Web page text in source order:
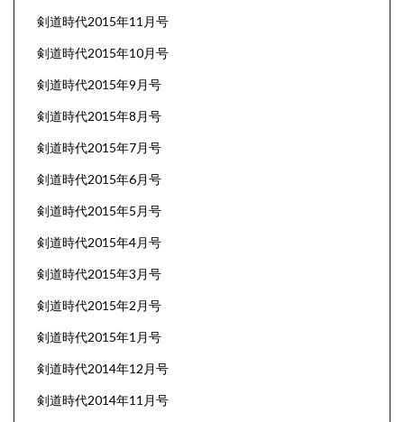
剣道時代2015年11月号
剣道時代2015年10月号
剣道時代2015年9月号
剣道時代2015年8月号
剣道時代2015年7月号
剣道時代2015年6月号
剣道時代2015年5月号
剣道時代2015年4月号
剣道時代2015年3月号
剣道時代2015年2月号
剣道時代2015年1月号
剣道時代2014年12月号
剣道時代2014年11月号